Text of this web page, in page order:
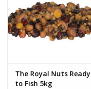
The Royal Nuts Ready
to Fish 5kg